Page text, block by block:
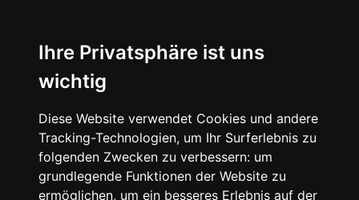
Ihre Privatsphäre ist uns
wichtig
Diese Website verwendet Cookies und andere
Tracking-Technologien, um Ihr Surferlebnis zu
folgenden Zwecken zu verbessern: um
grundlegende Funktionen der Website zu
ermöglichen, um ein besseres Erlebnis auf der